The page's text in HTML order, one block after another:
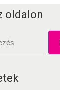
oldalon